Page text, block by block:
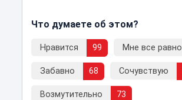
Что думаете об этом?
Нравится 99 Мне все равно
Забавно 68 Сочувствую
Возмутительно 73